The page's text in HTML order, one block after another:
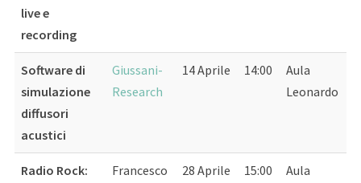
live e
recording
Software di
simulazione
diffusori
acustici
Giussani-
Research
14 Aprile 14:00
Aula
Leonardo
Radio Rock:
Francesco
28 Aprile 15:00
Aula